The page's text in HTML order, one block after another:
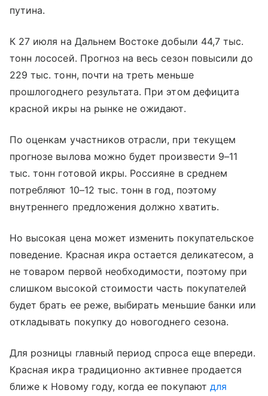
путина.
К 27 июля на Дальнем Востоке добыли 44,7 тыс.
тонн лососей. Прогноз на весь сезон повысили до
229 тыс. тонн, почти на треть меньше
прошлогоднего результата. При этом дефицита
красной икры на рынке не ожидают.
По оценкам участников отрасли, при текущем
прогнозе вылова можно будет произвести 9–11
тыс. тонн готовой икры. Россияне в среднем
потребляют 10–12 тыс. тонн в год, поэтому
внутреннего предложения должно хватить.
Но высокая цена может изменить покупательское
поведение. Красная икра остается деликатесом, а
не товаром первой необходимости, поэтому при
слишком высокой стоимости часть покупателей
будет брать ее реже, выбирать меньшие банки или
откладывать покупку до новогоднего сезона.
Для розницы главный период спроса еще впереди.
Красная икра традиционно активнее продается
ближе к Новому году, когда ее покупают для